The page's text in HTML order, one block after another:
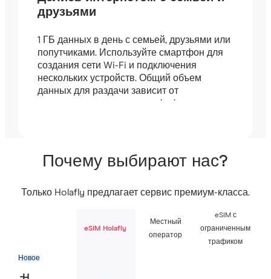
друзьями
1 ГБ данных в день с семьей, друзьями или
попутчиками. Используйте смартфон для
создания сети Wi-Fi и подключения
нескольких устройств. Общий объем
данных для раздачи зависит от
длительности вашего тарифа (например,
Почему выбирают нас?
Только Holafly предлагает сервис премиум-класса.
eSIM Holafly
Местный
оператор
eSIM с
ограниченным
трафиком
Новое